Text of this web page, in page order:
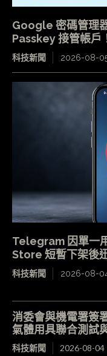
Google 密碼管理
Passkey 接管帳戶
科技新聞 2026-08-
Telegram 因單一
Store 短暫下架後
科技新聞 2026-08-
消委會與機電署簽
氣體用具聯合測試
科技新聞 2026-08-04